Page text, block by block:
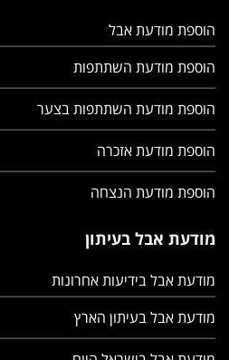
הוספת מודעת אבל
הוספת מודעת השתתפות
הוספת מודעת השתתפות בצער
הוספת מודעת אזכרה
הוספת מודעת הנצחה
מודעת אבל בעיתון
מודעת אבל בידיעות אחרונות
מודעת אבל בעיתון הארץ